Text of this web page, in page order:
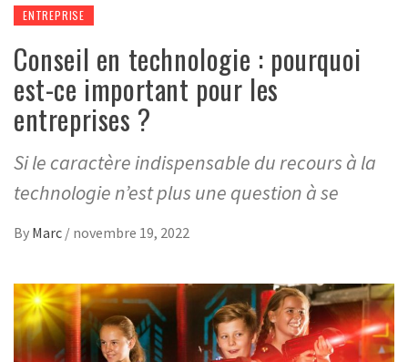
ENTREPRISE
Conseil en technologie : pourquoi
est-ce important pour les
entreprises ?
Si le caractère indispensable du recours à la
technologie n’est plus une question à se
By Marc / novembre 19, 2022